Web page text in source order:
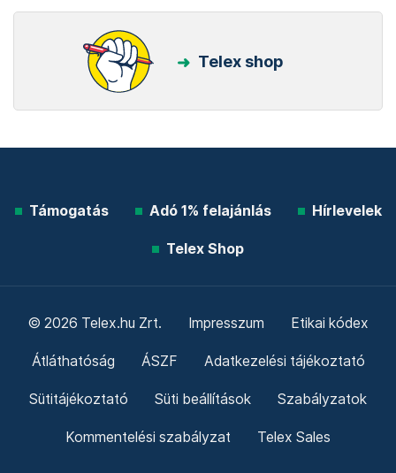
Telex shop
Támogatás Adó 1% felajánlás Hírlevelek
Telex Shop
© 2026 Telex.hu Zrt. Impresszum Etikai kódex
Átláthatóság ÁSZF Adatkezelési tájékoztató
Sütitájékoztató Süti beállítások Szabályzatok
Kommentelési szabályzat Telex Sales